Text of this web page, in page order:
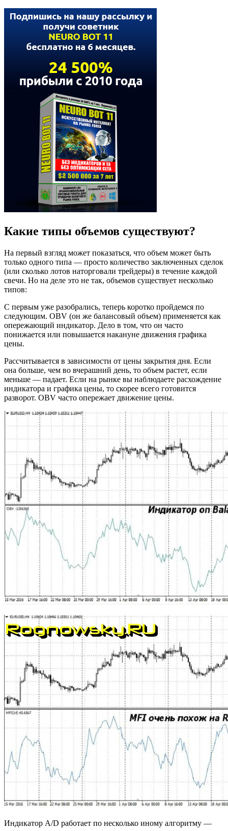
Какие типы объемов существуют?
На первый взгляд может показаться, что объем может быть
только одного типа — просто количество заключенных сделок
(или сколько лотов наторговали трейдеры) в течение каждой
свечи. Но на деле это не так, объемов существует несколько
типов:
С первым уже разобрались, теперь коротко пройдемся по
следующим. OBV (он же балансовый объем) применяется как
опережающий индикатор. Дело в том, что он часто
понижается или повышается накануне движения графика
цены.
Рассчитывается в зависимости от цены закрытия дня. Если
она больше, чем во вчерашний день, то объем растет, если
меньше — падает. Если на рынке вы наблюдаете расхождение
индикатора и графика цены, то скорее всего готовится
разворот. OBV часто опережает движение цены.
Индикатор A/D работает по несколько иному алгоритму —